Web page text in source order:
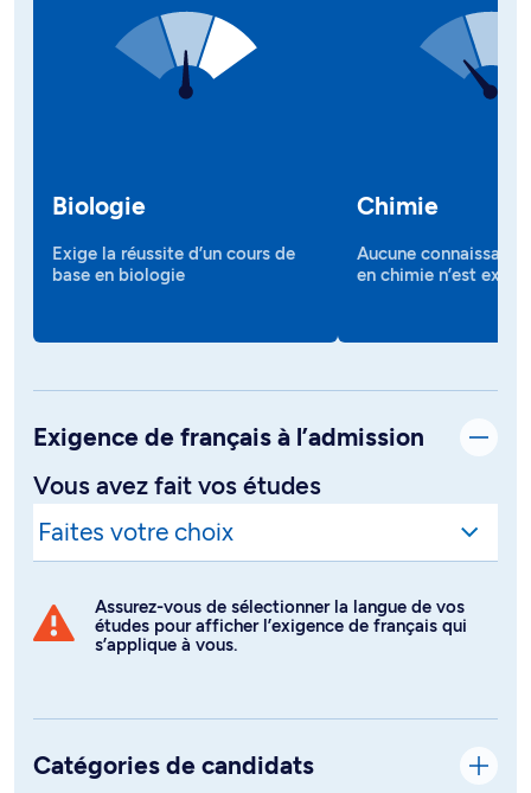
Biologie
Exige la réussite d’un cours de
base en biologie
Chimie
Aucune
en chimie n’est
Exigence de français à l’admission
Vous avez fait vos études
Assurez-vous de sélectionner la langue de vos
études pour afficher l’exigence de français qui
s’applique à vous.
Catégories de candidats